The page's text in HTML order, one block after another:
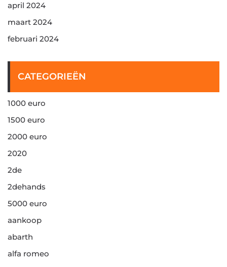
april 2024
maart 2024
februari 2024
CATEGORIEËN
1000 euro
1500 euro
2000 euro
2020
2de
2dehands
5000 euro
aankoop
abarth
alfa romeo